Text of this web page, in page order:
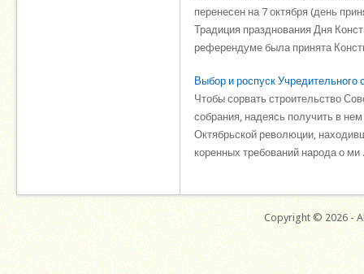
перенесен на 7 октября (день
Традиция празднования Дня
референдуме была принята
Выбор и роспуск Учредительного
Чтобы сорвать строительство
собрания, надеясь получить в
Октябрьской революции,
коренных требований народа о ми
Copyright © 2026 -